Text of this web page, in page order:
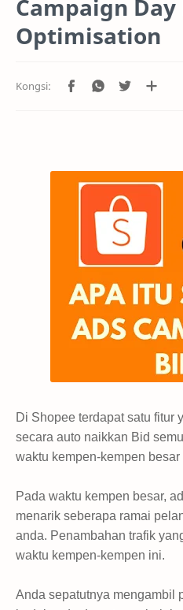
Campaign
Optimisation
Di Shopee terdapat satu fitur
secara auto naikkan Bid
waktu kempen-kempen besar
Pada waktu kempen besar,
menarik seberapa ramai
anda. Penambahan trafik
waktu kempen-kempen ini.
Anda sepatutnya mengambil